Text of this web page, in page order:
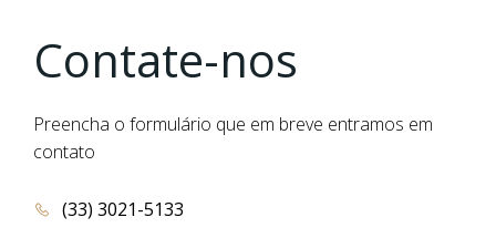
Contate-nos
Preencha o formulário que em breve entramos em
contato
(33) 3021-5133